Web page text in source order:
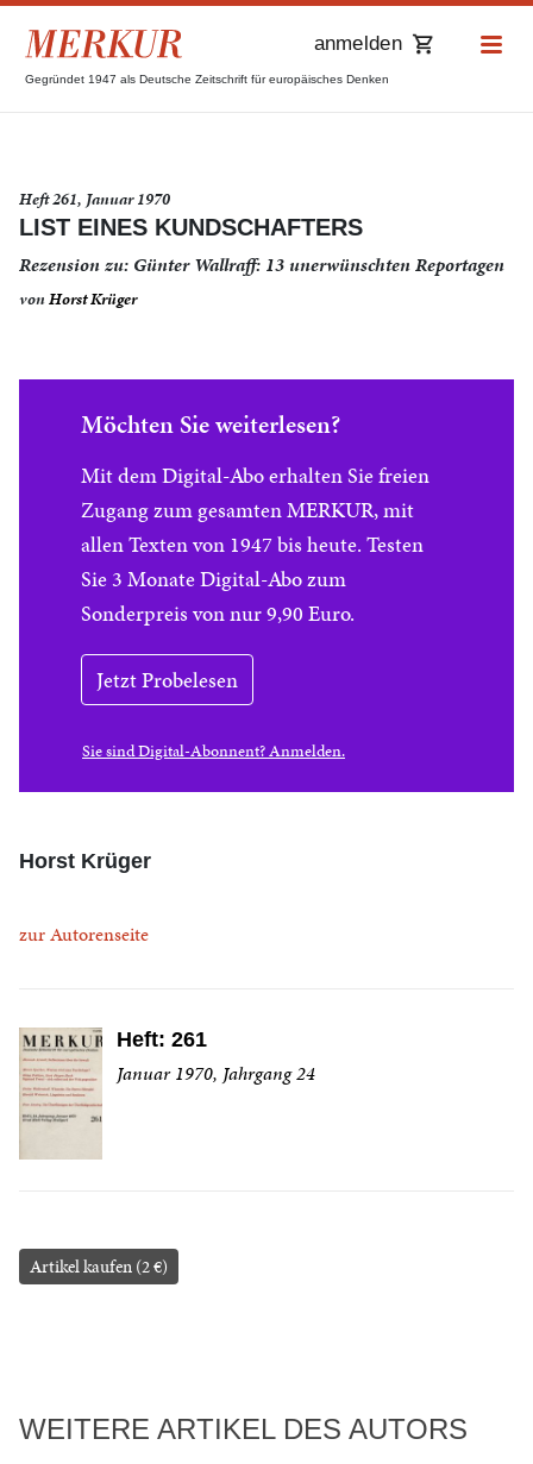
Gegründet 1947 als Deutsche Zeitschrift für europäisches Denken
anmelden
Heft 261, Januar 1970
LIST EINES KUNDSCHAFTERS
Rezension zu: Günter Wallraff: 13 unerwünschten Reportagen
vonHorst Krüger
Möchten Sie weiterlesen?
Mit dem Digital-Abo erhalten Sie freien
Zugang zum gesamten MERKUR, mit
allen Texten von 1947 bis heute. Testen
Sie 3 Monate Digital-Abo zum
Sonderpreis von nur 9,90 Euro.
Jetzt Probelesen
Sie sind Digital-Abonnent? Anmelden.
Horst Krüger
zur Autorenseite
Heft: 261
Januar 1970, Jahrgang 24
Artikel kaufen (2 €)
WEITERE ARTIKEL DES AUTORS